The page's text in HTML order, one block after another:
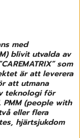
med
blivit utvalda av
som
är att leverera
att utmana
teknologi för
PMM (people with
eller flera
hjärtsjukdom